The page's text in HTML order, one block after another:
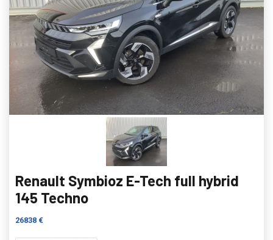
Renault Symbioz E-Tech full hybrid
145 Techno
26838 €